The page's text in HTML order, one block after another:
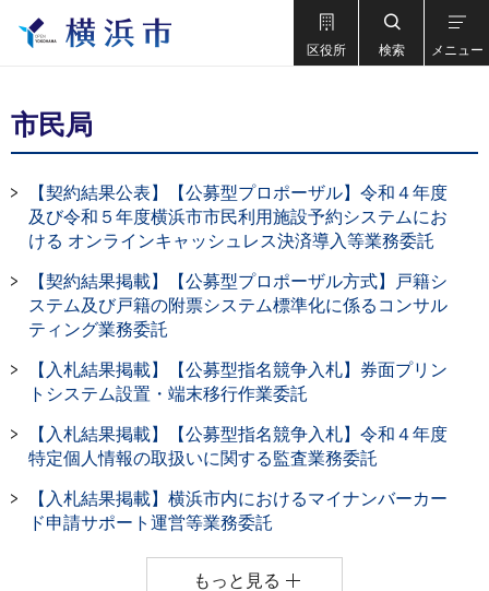
区役所 検索 メニュー
市民局
【契約結果公表】【公募型プロポーザル】令和４年度
及び令和５年度横浜市市民利用施設予約システムにお
ける オンラインキャッシュレス決済導入等業務委託
【契約結果掲載】【公募型プロポーザル方式】戸籍シ
ステム及び戸籍の附票システム標準化に係るコンサル
ティング業務委託
【入札結果掲載】【公募型指名競争入札】券面プリン
トシステム設置・端末移行作業委託
【入札結果掲載】【公募型指名競争入札】令和４年度
特定個人情報の取扱いに関する監査業務委託
【入札結果掲載】横浜市内におけるマイナンバーカー
ド申請サポート運営等業務委託
もっと見る